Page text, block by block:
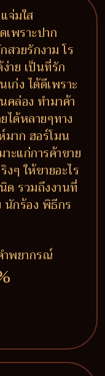
จ่มใส
พราะปาก
วยรักงาม โร
าย เป็นที่รัก
ก่ง ได้ดีเพราะ
คล่อง ทำมาค้า
ได้หลายๆทาง
าก ฮอร์โมน
ะแก่การค้าขาย
ๆ ให้ขายอะไร
ด รวมถึงงานที่
นักร้อง พิธีกร
พยากรณ์